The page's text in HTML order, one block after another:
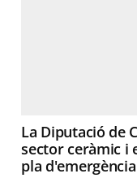
La Diputació de
sector ceràmic i
pla